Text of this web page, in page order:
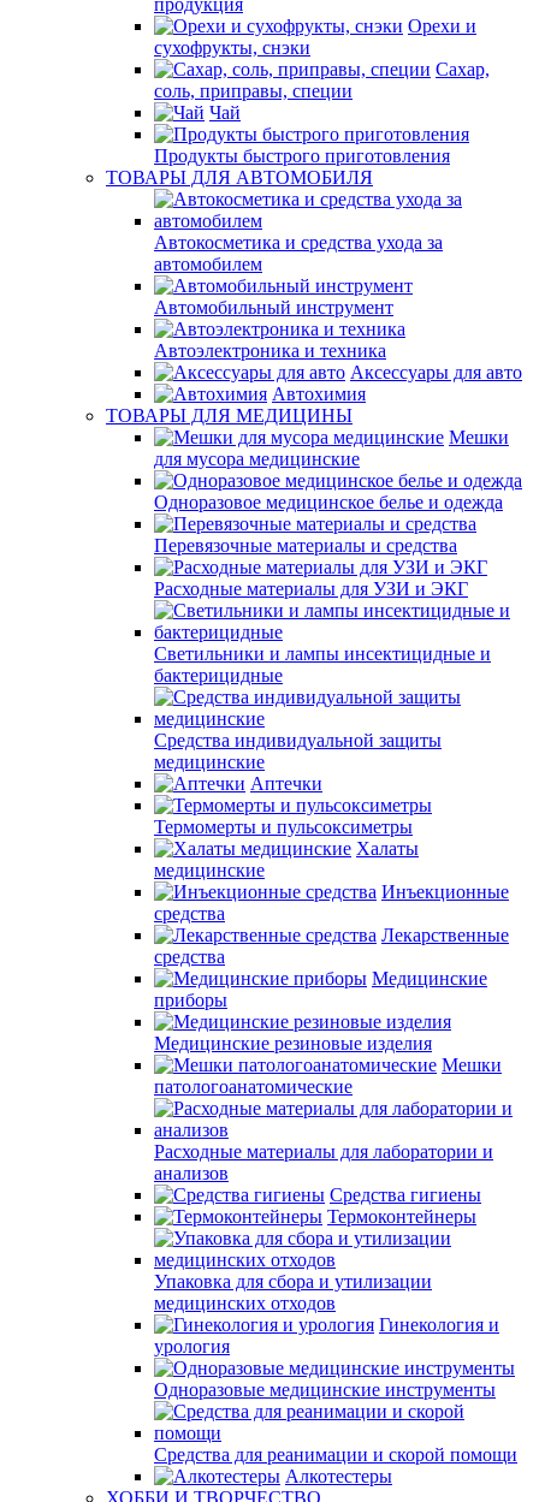
продукция
Орехи и
сухофрукты, снэки
Сахар,
соль, приправы, специи
Чай
Продукты быстрого приготовления
ТОВАРЫ ДЛЯ АВТОМОБИЛЯ
Автокосметика и средства ухода за
автомобилем
Автомобильный инструмент
Автоэлектроника и техника
Аксессуары для авто
Автохимия
ТОВАРЫ ДЛЯ МЕДИЦИНЫ
Мешки
для мусора медицинские
Одноразовое медицинское белье и одежда
Перевязочные материалы и средства
Расходные материалы для УЗИ и ЭКГ
Светильники и лампы инсектицидные и
бактерицидные
Средства индивидуальной защиты
медицинские
Аптечки
Термомерты и пульсоксиметры
Халаты
медицинские
Инъекционные
средства
Лекарственные
средства
Медицинские
приборы
Медицинские резиновые изделия
Мешки
патологоанатомические
Расходные материалы для лаборатории и
анализов
Средства гигиены
Термоконтейнеры
Упаковка для сбора и утилизации
медицинских отходов
Гинекология и
урология
Одноразовые медицинские инструменты
Средства для реанимации и скорой помощи
Алкотестеры
ХОББИ И ТВОРЧЕСТВО